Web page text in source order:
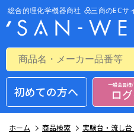
初めての方へ 一般会員様/
ロ
ホーム 商品検索
実験台・流し